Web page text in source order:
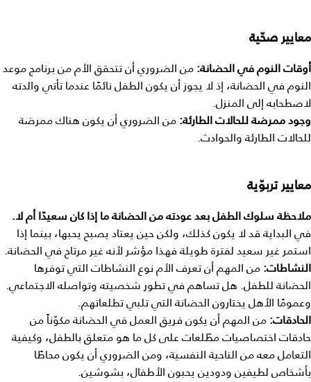
معاييرصحّية
أوقاتالنومفيالحضانة: من الضروري أن تتحقق الأم من برنامج موعد
النوم في الحضانة، إذ لا يجوز أن يكون الطفل نائمًا عندما تأتي والدته
لاصطحابه إلى المنزل.
وجودممرضةللحالاتالطارئة: من الضروري أن يكون هناك ممرضة
للحالات الطارئة والحوادث.
معاييرتربوّية
ملاحظة سلوكالطفلبعدعودتهمنالحضانةما إذا كان سعيدًا أملا.
في البداية قد لا يكون كذلك، ولكن حين يعتاد يصبح يحبها، بينما إذا
استمر غير سعيد لفترة طويلة فهذا مؤشر لأنه غير مرتاح في الحضانة.
النشاطات: من المهم أن تعرف الأم نوع النشاطات التي توفرها
الحضانة للطفل. هل تساهم في تطور شخصيته وتواصله الاجتماعي.
وعمومًا الأهل يختارون الحضانة التي تلبي تطلعاتهم.
الحادقات: من المهم أن يكون فريق العمل في الحضانة مكوّناً من
حادقات اختصاصيات مطّلعات على كل ما هو متعلق بالطفل، وكيفية
التعامل معه من الناحية النفسية، ومن الضروري أن يكون محاطًا
بأشخاص لطيفين ودودين يحبون الأطفال، بشوشين.